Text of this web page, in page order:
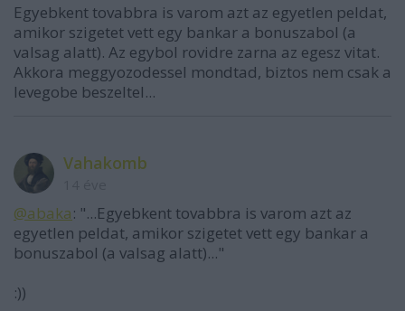
Egyebkent tovabbra is varom azt az egyetlen peldat,
amikor szigetet vett egy bankar a bonuszabol (a
valsag alatt). Az egybol rovidre zarna az egesz vitat.
Akkora meggyozodessel mondtad, biztos nem csak a
levegobe beszeltel...
Vahakomb
@abaka: "...Egyebkent tovabbra is varom azt az
egyetlen peldat, amikor szigetet vett egy bankar a
bonuszabol (a valsag alatt)..."
:))